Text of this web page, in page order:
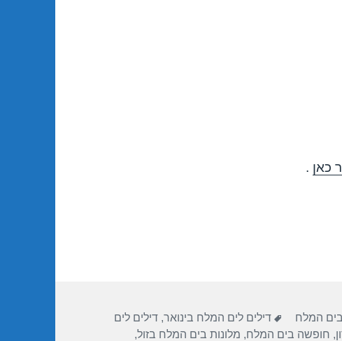
כאן .
בים המלח תגיות
דילים לים המלח בינואר,דילים לים
, חופשה בים המלח, מלונות בים המלח בזול,